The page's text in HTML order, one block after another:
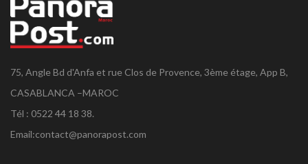
75, Angle Bd d'Anfa et rue Clos de Provence, 3ème étage, App B,
CASABLANCA –MAROC
Tél : 0522 44 18 38.
Email:contact@panorapost.com